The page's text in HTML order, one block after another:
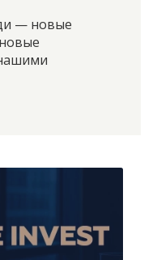
— новые